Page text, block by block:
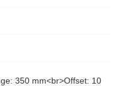
350 mm<br>Offset: 10